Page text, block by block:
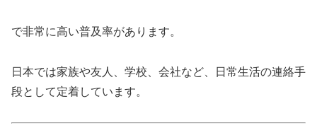
で非常に高い普及率があります。
日本では家族や友人、学校、会社など、日常生活の連絡手
段として定着しています。